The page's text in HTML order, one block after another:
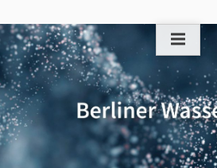
to
content